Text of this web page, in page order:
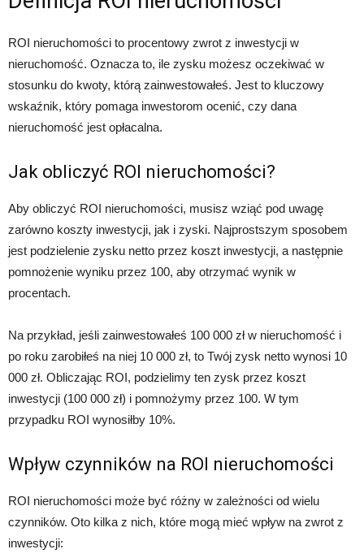
ROI nieruchomości to procentowy zwrot z inwestycji w
nieruchomość. Oznacza to, ile zysku możesz oczekiwać w
stosunku do kwoty, którą zainwestowałeś. Jest to kluczowy
wskaźnik, który pomaga inwestorom ocenić, czy dana
nieruchomość jest opłacalna.
Jak obliczyć ROI nieruchomości?
Aby obliczyć ROI nieruchomości, musisz wziąć pod uwagę
zarówno koszty inwestycji, jak i zyski. Najprostszym sposobem
jest podzielenie zysku netto przez koszt inwestycji, a następnie
pomnożenie wyniku przez 100, aby otrzymać wynik w
procentach.
Na przykład, jeśli zainwestowałeś 100 000 zł w nieruchomość i
po roku zarobiłeś na niej 10 000 zł, to Twój zysk netto wynosi 10
000 zł. Obliczając ROI, podzielimy ten zysk przez koszt
inwestycji (100 000 zł) i pomnożymy przez 100. W tym
przypadku ROI wynosiłby 10%.
Wpływ czynników na ROI nieruchomości
ROI nieruchomości może być różny w zależności od wielu
czynników. Oto kilka z nich, które mogą mieć wpływ na zwrot z
inwestycji: